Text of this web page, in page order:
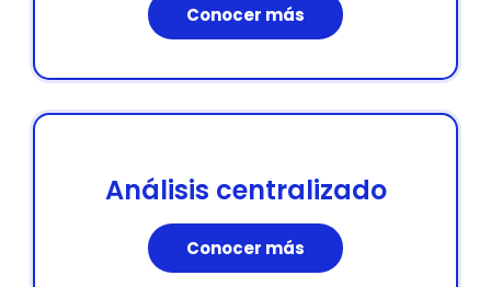
Conocer más
Análisis centralizado
Conocer más